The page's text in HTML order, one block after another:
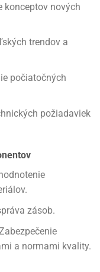
konceptov nových
trendov a
počiatočných
požiadaviek
zásob.
a normami kvality.